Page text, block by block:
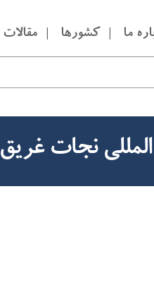
ما کشورها مقالات
المللی نجات غریق